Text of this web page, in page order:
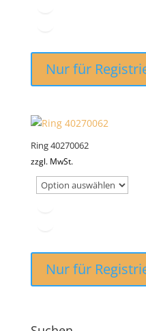
Nur für
Ring 40270062
zzgl. MwSt.
Nur für